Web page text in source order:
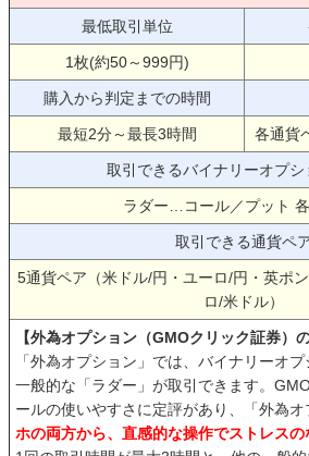
最低取引単位
1枚(約50～999円)
購入から判定までの時間
最短2分～最長3時間 各通貨
取引できるバイナリーオプシ
ラダー…コール／プット
取引できる通貨ペ
5通貨ペア（米ドル/円・ユーロ/円・英ポ
ロ/米ドル）
【外為オプション（GMOクリック証券）
「外為オプション」では、バイナリーオ
一般的な「ラダー」が取引できます。
ールの使いやすさに定評があり、「外為オ
ホの両方から、直感的な操作でストレス